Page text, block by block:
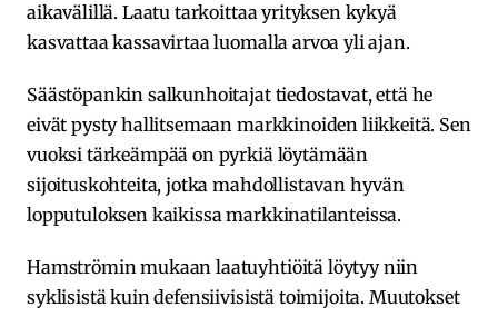
aikavälillä. Laatu tarkoittaa yrityksen kykyä
kasvattaa kassavirtaa luomalla arvoa yli ajan.
Säästöpankin salkunhoitajat tiedostavat, että he
eivät pysty hallitsemaan markkinoiden liikkeitä. Sen
vuoksi tärkeämpää on pyrkiä löytämään
sijoituskohteita, jotka mahdollistavan hyvän
lopputuloksen kaikissa markkinatilanteissa.
Hamströmin mukaan laatuyhtiöitä löytyy niin
syklisistä kuin defensiivisistä toimijoita. Muutokset